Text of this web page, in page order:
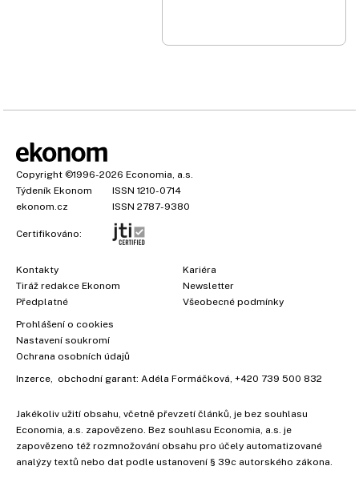
Copyright ©1996-2026 Economia, a.s.
Týdeník Ekonom
ISSN 1210-0714
ekonom.cz
ISSN 2787-9380
Certifikováno:
Kontakty
Tiráž redakce Ekonom
Předplatné
Kariéra
Newsletter
Všeobecné podmínky
Prohlášení o cookies
Nastavení soukromí
Ochrana osobních údajů
Inzerce, obchodní garant: Adéla Formáčková, +420 739 500 832
Jakékoliv užití obsahu, včetně převzetí článků, je bez souhlasu
Economia, a.s. zapovězeno. Bez souhlasu Economia, a.s. je
zapovězeno též rozmnožování obsahu pro účely automatizované
analýzy textů nebo dat podle ustanovení § 39c autorského zákona.